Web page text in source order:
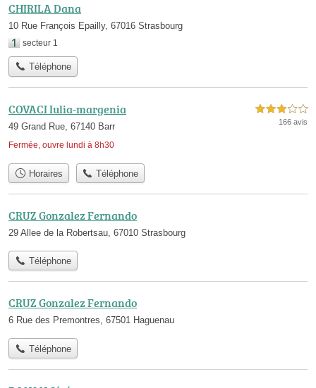
CHIRILA Dana
10 Rue François Epailly, 67016 Strasbourg
secteur 1
Téléphone
COVACI Iulia-margenia
49 Grand Rue, 67140 Barr
Fermée, ouvre lundi à 8h30
3,0 étoiles sur 5
166 avis
Horaires Téléphone
CRUZ Gonzalez Fernando
29 Allee de la Robertsau, 67010 Strasbourg
Téléphone
CRUZ Gonzalez Fernando
6 Rue des Premontres, 67501 Haguenau
Téléphone